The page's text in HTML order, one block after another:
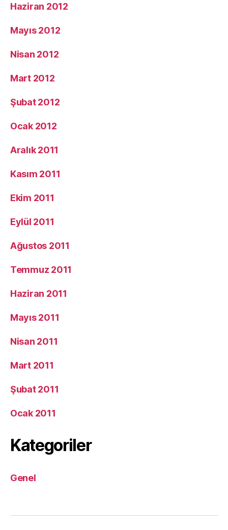
Haziran 2012
Mayıs 2012
Nisan 2012
Mart 2012
Şubat 2012
Ocak 2012
Aralık 2011
Kasım 2011
Ekim 2011
Eylül 2011
Ağustos 2011
Temmuz 2011
Haziran 2011
Mayıs 2011
Nisan 2011
Mart 2011
Şubat 2011
Ocak 2011
Kategoriler
Genel